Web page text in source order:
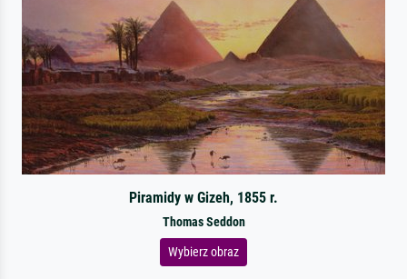
Piramidy w Gizeh, 1855 r.
Thomas Seddon
Wybierz obraz